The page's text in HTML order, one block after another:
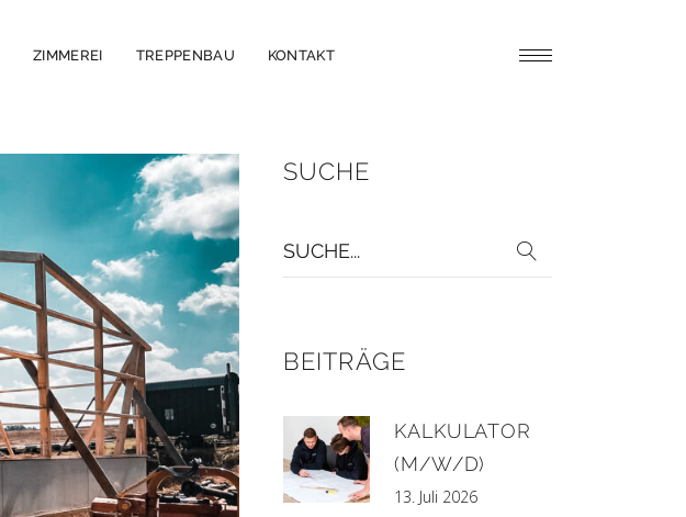
ZIMMEREI TREPPENBAU KONTAKT
SUCHE
BEITRÄGE
KALKULATOR
(M/W/D)
13. Juli 2026